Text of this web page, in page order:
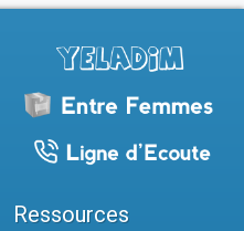
Ressources